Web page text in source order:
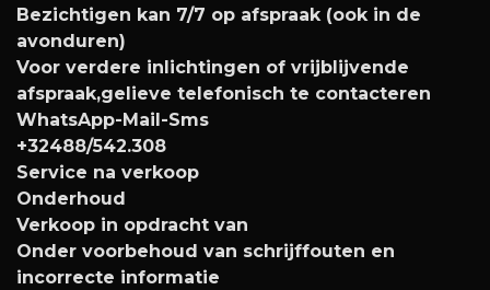
Bezichtigen kan 7/7 op afspraak (ook in de
avonduren)
Voor verdere inlichtingen of vrijblijvende
afspraak,gelieve telefonisch te contacteren
WhatsApp-Mail-Sms
+32488/542.308
Service na verkoop
Onderhoud
Verkoop in opdracht van
Onder voorbehoud van schrijffouten en
incorrecte informatie